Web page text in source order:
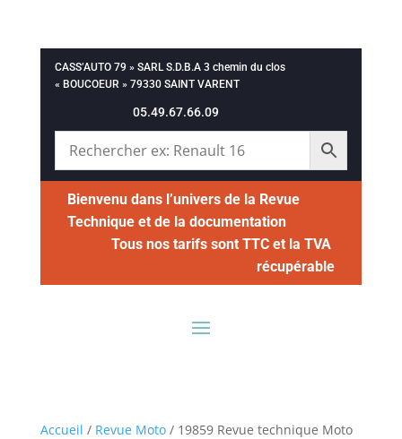
CASS’AUTO 79 » SARL S.D.B.A 3 chemin du clos
« BOUCOEUR » 79330 SAINT VARENT
05.49.67.66.09
Bienvenu dans l’univers de la Revue
Technique et de la documentation
Tous nos tarifs sont TTC et la TVA
récupérable
Accueil / Revue Moto/ 19859 Revue technique Moto